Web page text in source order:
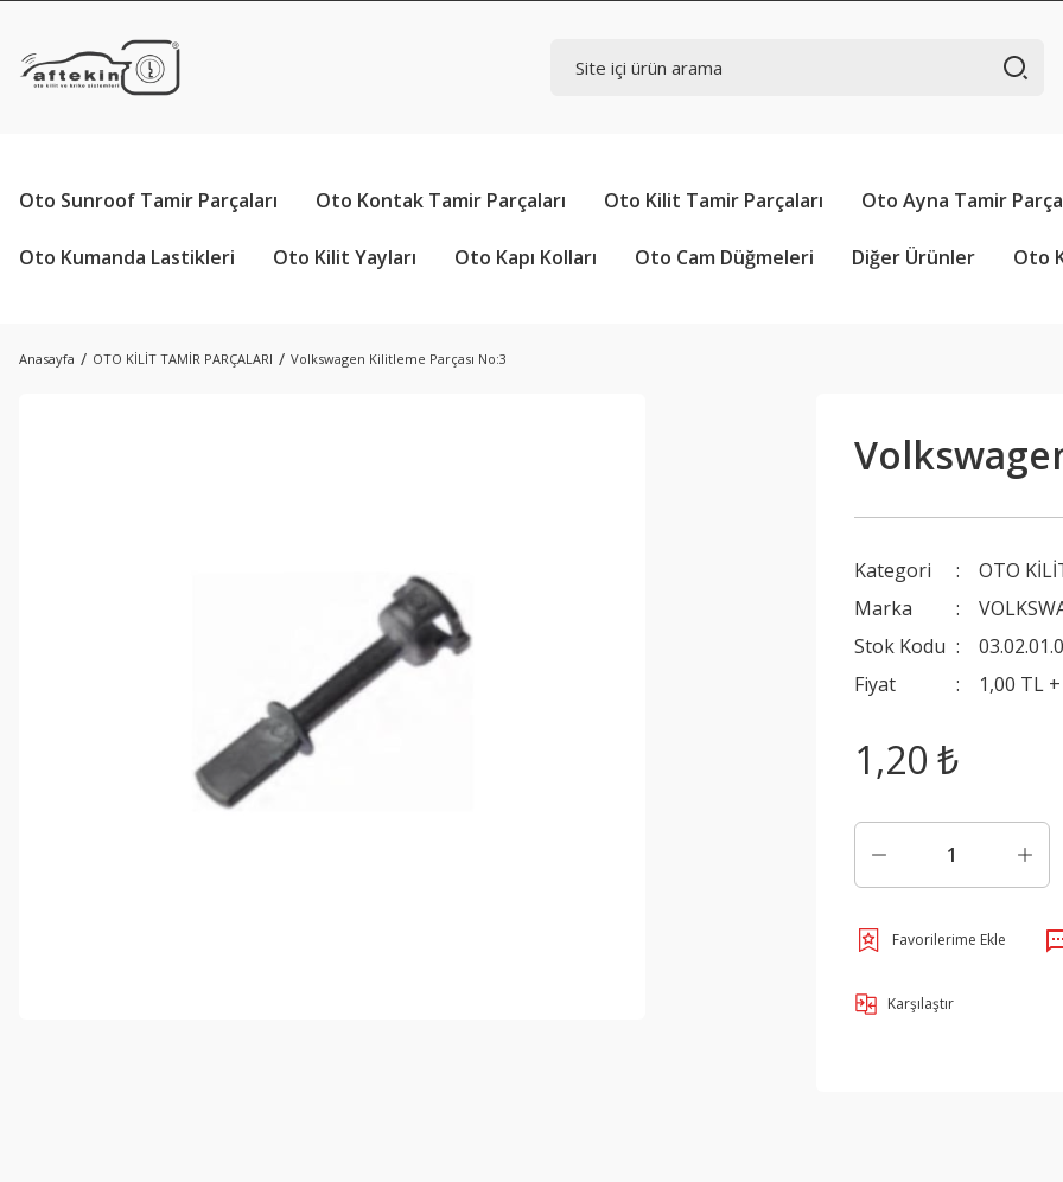
Oto Sunroof Tamir Parçaları Oto Kontak Tamir Parçaları Oto Kilit Tamir Parçaları Oto Ayna Tamir
Oto Kumanda Lastikleri Oto Kilit Yayları Oto Kapı Kolları Oto Cam Düğmeleri Diğer Ürünler Oto
Anasayfa OTO KİLİT TAMİR PARÇALARI Volkswagen Kilitleme Parçası No:3
Kategori
OTO
Marka
Stok Kodu
Fiyat
1,00 TL
1,20 ₺
Karşılaştır